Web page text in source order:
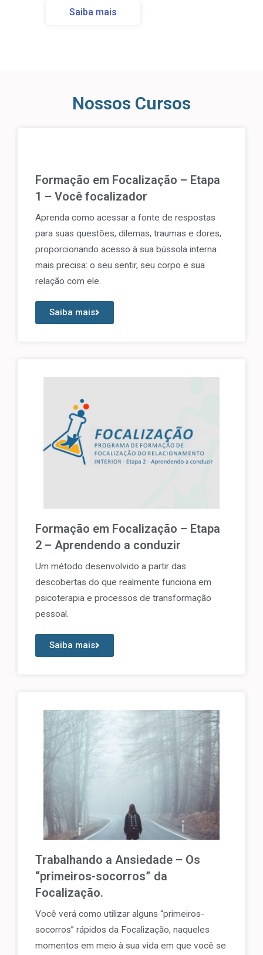
Saiba mais
Nossos Cursos
Formação em Focalização – Etapa
1 – Você focalizador
Aprenda como acessar a fonte de respostas
para suas questões, dilemas, traumas e dores,
proporcionando acesso à sua bússola interna
mais precisa: o seu sentir, seu corpo e sua
relação com ele.
Saiba mais
Formação em Focalização – Etapa
2 – Aprendendo a conduzir
Um método desenvolvido a partir das
descobertas do que realmente funciona em
psicoterapia e processos de transformação
pessoal.
Saiba mais
Trabalhando a Ansiedade – Os
“primeiros-socorros” da
Focalização.
Você verá como utilizar alguns “primeiros-
socorros” rápidos da Focalização, naqueles
momentos em meio à sua vida em que você se